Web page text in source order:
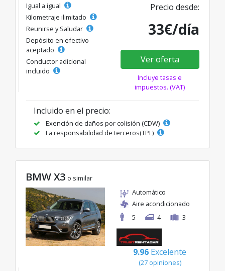
Igual a igual
Kilometraje ilimitado
Reunirse y Saludar
Depósito en efectivo
aceptado
Conductor adicional
incluido
Precio desde:
33€/día
Ver oferta
Incluye tasas e
impuestos. (VAT)
Incluido en el precio:
Exención de daños por colisión (CDW)
La responsabilidad de terceros(TPL)
BMW X3 o similar
Automático
Aire acondicionado
5
4 3
9.96 Excelente
(27 opiniones)